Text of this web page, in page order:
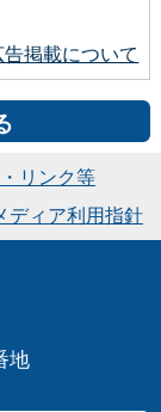
告掲載について
リンク等
ディア利用指針
地